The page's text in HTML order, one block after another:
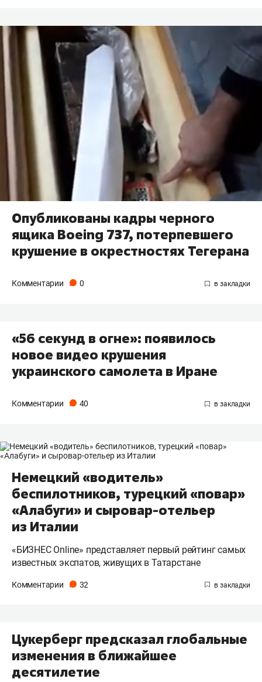
Опубликованы кадры черного
ящика Boeing 737, потерпевшего
крушение в окрестностях Тегерана
Комментарии 0
«56 секунд в огне»: появилось
новое видео крушения
украинского самолета в Иране
Комментарии 40
Немецкий «водитель»
беспилотников, турецкий «повар»
«Алабуги» и сыровар-отельер
из Италии
«БИЗНЕС Online» представляет первый рейтинг самых
известных экспатов, живущих в Татарстане
Комментарии 32
​Цукерберг предсказал глобальные
изменения в ближайшее
десятилетие